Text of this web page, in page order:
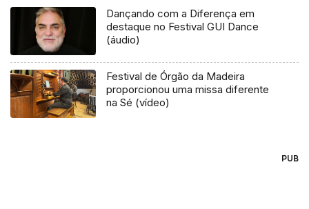
Dançando com a Diferença em
destaque no Festival GUI Dance
(áudio)
Festival de Órgão da Madeira
proporcionou uma missa diferente
na Sé (vídeo)
PUB